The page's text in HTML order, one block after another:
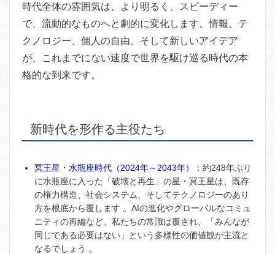
時代全体の雰囲気は、より明るく、スピーディー
で、流動的なものへと劇的に変化します。情報、テ
クノロジー、個人の自由、そして新しいアイデア
が、これまでにない速度で世界を駆け巡る時代の本
格的な到来です。
新時代を形作る主役たち
冥王星・水瓶座時代（2024年～2043年）
：約248年ぶり
に水瓶座に入った「破壊と再生」の星・冥王星は、既存
の権力構造、社会システム、そしてテクノロジーのあり
方を根底から覆します 。AIの進化やグローバルなコミュ
ニティの再編など、私たちの常識は覆され、「みんなが
同じである必要はない」という多様性の価値観が主流と
なるでしょう 。